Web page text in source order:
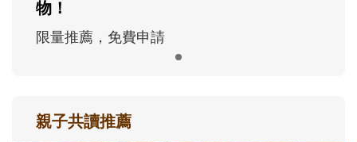
物！
限量推薦，免費申請
親子共讀推薦